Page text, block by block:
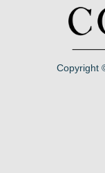
Copyright